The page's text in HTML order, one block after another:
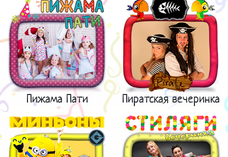
Пижама Пати Пиратская вечеринка